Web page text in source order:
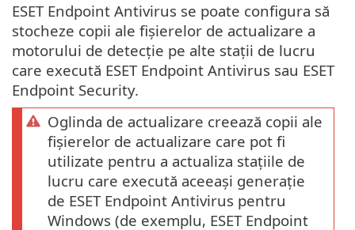
ESET Endpoint Antivirus se poate configura să
stocheze copii ale fișierelor de actualizare a
motorului de detecție pe alte stații de lucru
care execută ESET Endpoint Antivirus sau ESET
Endpoint Security.
Oglinda de actualizare creează copii ale
fișierelor de actualizare care pot fi
utilizate pentru a actualiza stațiile de
lucru care execută aceeași generație
de ESET Endpoint Antivirus pentru
Windows (de exemplu, ESET Endpoint